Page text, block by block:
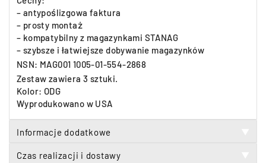
– antypoślizgowa faktura
– prosty montaż
– kompatybilny z magazynkami STANAG
– szybsze i łatwiejsze dobywanie magazynków
NSN: MAG001 1005-01-554-2868
Zestaw zawiera 3 sztuki.
Kolor: ODG
Wyprodukowano w USA
Informacje dodatkowe
Czas realizacji i dostawy